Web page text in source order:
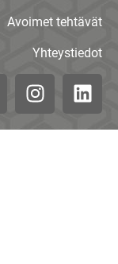
Avoimet tehtävät
Yhteystiedot